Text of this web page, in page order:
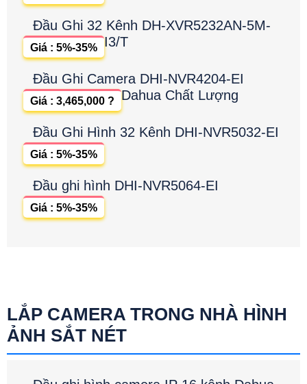
Đầu Ghi 32 Kênh DH-XVR5232AN-5M-
I3/T
Giá : 5%-35%
Đầu Ghi Camera DHI-NVR4204-EI
Dahua Chất Lượng
Giá : 3,465,000 ?
Đầu Ghi Hình 32 Kênh DHI-NVR5032-EI
Giá : 5%-35%
Đầu ghi hình DHI-NVR5064-EI
Giá : 5%-35%
LẮP CAMERA TRONG NHÀ HÌNH
ẢNH SẮT NÉT